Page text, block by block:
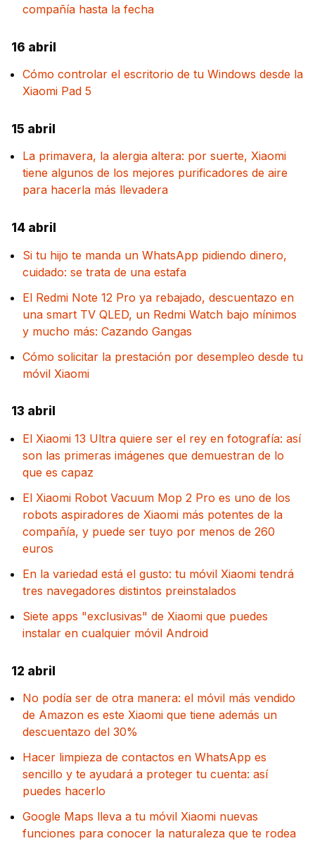
compañía hasta la fecha
16 abril
Cómo controlar el escritorio de tu Windows desde la
Xiaomi Pad 5
15 abril
La primavera, la alergia altera: por suerte, Xiaomi
tiene algunos de los mejores purificadores de aire
para hacerla más llevadera
14 abril
Si tu hijo te manda un WhatsApp pidiendo dinero,
cuidado: se trata de una estafa
El Redmi Note 12 Pro ya rebajado, descuentazo en
una smart TV QLED, un Redmi Watch bajo mínimos
y mucho más: Cazando Gangas
Cómo solicitar la prestación por desempleo desde tu
móvil Xiaomi
13 abril
El Xiaomi 13 Ultra quiere ser el rey en fotografía: así
son las primeras imágenes que demuestran de lo
que es capaz
El Xiaomi Robot Vacuum Mop 2 Pro es uno de los
robots aspiradores de Xiaomi más potentes de la
compañía, y puede ser tuyo por menos de 260
euros
En la variedad está el gusto: tu móvil Xiaomi tendrá
tres navegadores distintos preinstalados
Siete apps "exclusivas" de Xiaomi que puedes
instalar en cualquier móvil Android
12 abril
No podía ser de otra manera: el móvil más vendido
de Amazon es este Xiaomi que tiene además un
descuentazo del 30%
Hacer limpieza de contactos en WhatsApp es
sencillo y te ayudará a proteger tu cuenta: así
puedes hacerlo
Google Maps lleva a tu móvil Xiaomi nuevas
funciones para conocer la naturaleza que te rodea